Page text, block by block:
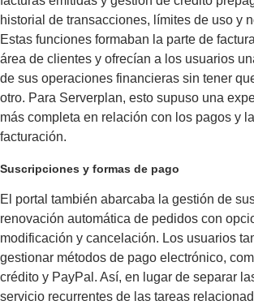
historial de transacciones, límites de uso y
Estas funciones formaban la parte de
área de clientes y ofrecían a los usuarios
de sus operaciones financieras sin tener
otro. Para Serverplan, esto supuso una
más completa en relación con los pagos y
facturación.
Suscripciones y formas de pago
El portal también abarcaba la gestión de
renovación automática de pedidos con
modificación y cancelación. Los usuarios
gestionar métodos de pago electrónico,
crédito y PayPal. Así, en lugar de separar
servicio recurrentes de las tareas